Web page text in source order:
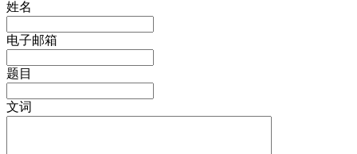
姓名
电子邮箱
题目
文词